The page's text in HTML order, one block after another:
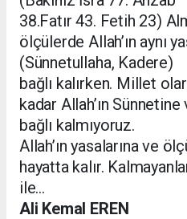
38.Fatır 43. Fetih 23)
ölçülerde Allah’ın aynı
(Sünnetullaha, Kadere)
bağlı kalırken. Millet
kadar Allah’ın Sünnetine
bağlı kalmıyoruz.
Allah’ın yasalarına ve
hayatta kalır.
ile…
Ali Kemal EREN